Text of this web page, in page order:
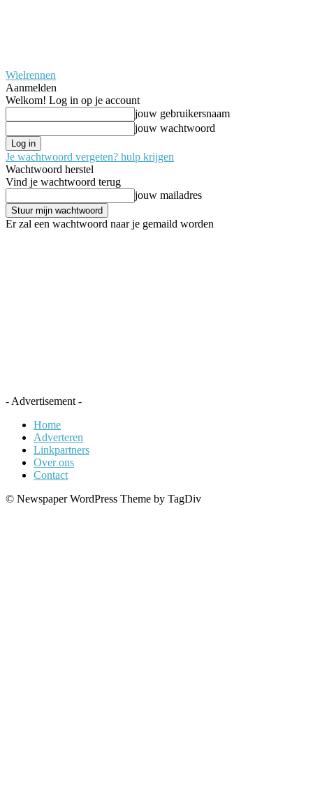
Wielrennen
Aanmelden
Welkom! Log in op je account
jouw gebruikersnaam
jouw wachtwoord
Je wachtwoord vergeten? hulp krijgen
Wachtwoord herstel
Vind je wachtwoord terug
jouw mailadres
Er zal een wachtwoord naar je gemaild worden
- Advertisement -
Home
Adverteren
Linkpartners
Over ons
Contact
© Newspaper WordPress Theme by TagDiv